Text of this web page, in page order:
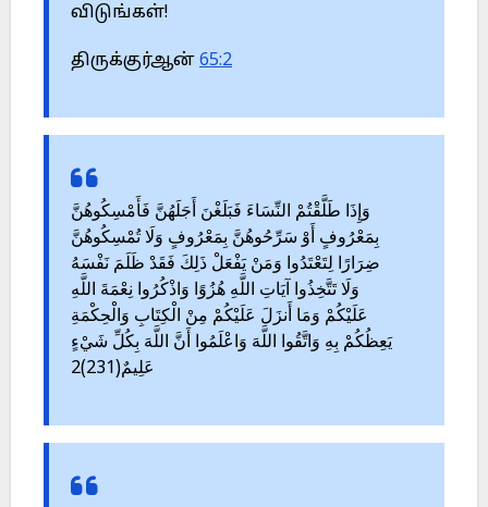
விடுங்கள்!
திருக்குர்ஆன் 65:2
وَإِذَا طَلَّقْتُمْ النِّسَاءَ فَبَلَغْنَ أَجَلَهُنَّ فَأَمْسِكُوهُنَّ
بِمَعْرُوفٍ أَوْ سَرِّحُوهُنَّ بِمَعْرُوفٍ وَلَا تُمْسِكُوهُنَّ
ضِرَارًا لِتَعْتَدُوا وَمَنْ يَفْعَلْ ذَلِكَ فَقَدْ ظَلَمَ نَفْسَهُ
وَلَا تَتَّخِذُوا آيَاتِ اللَّهِ هُزُوًا وَاذْكُرُوا نِعْمَةَ اللَّهِ
عَلَيْكُمْ وَمَا أَنزَلَ عَلَيْكُمْ مِنْ الْكِتَابِ وَالْحِكْمَةِ
يَعِظُكُمْ بِهِ وَاتَّقُوا اللَّهَ وَاعْلَمُوا أَنَّ اللَّهَ بِكُلِّ شَيْءٍ
عَلِيمٌ(231)2